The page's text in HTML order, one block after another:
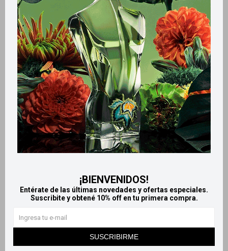
¡BIENVENIDOS!
Entérate de las últimas novedades y ofertas especiales.
Suscribite y obtené 10% off en tu primera compra.
SUSCRIBIRME
Hidratación Pro Activa 300 Ml
447
- Prebióticos + Biotina 300 G
$ 262
LlegaHOY